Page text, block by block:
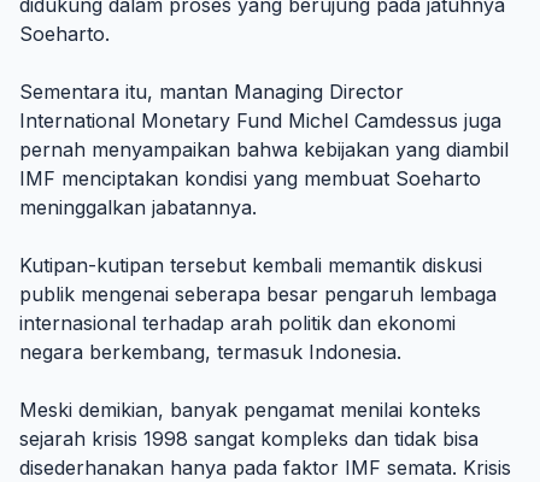
didukung dalam proses yang berujung pada jatuhnya
Soeharto.
Sementara itu, mantan Managing Director
International Monetary Fund Michel Camdessus juga
pernah menyampaikan bahwa kebijakan yang diambil
IMF menciptakan kondisi yang membuat Soeharto
meninggalkan jabatannya.
Kutipan-kutipan tersebut kembali memantik diskusi
publik mengenai seberapa besar pengaruh lembaga
internasional terhadap arah politik dan ekonomi
negara berkembang, termasuk Indonesia.
Meski demikian, banyak pengamat menilai konteks
sejarah krisis 1998 sangat kompleks dan tidak bisa
disederhanakan hanya pada faktor IMF semata. Krisis